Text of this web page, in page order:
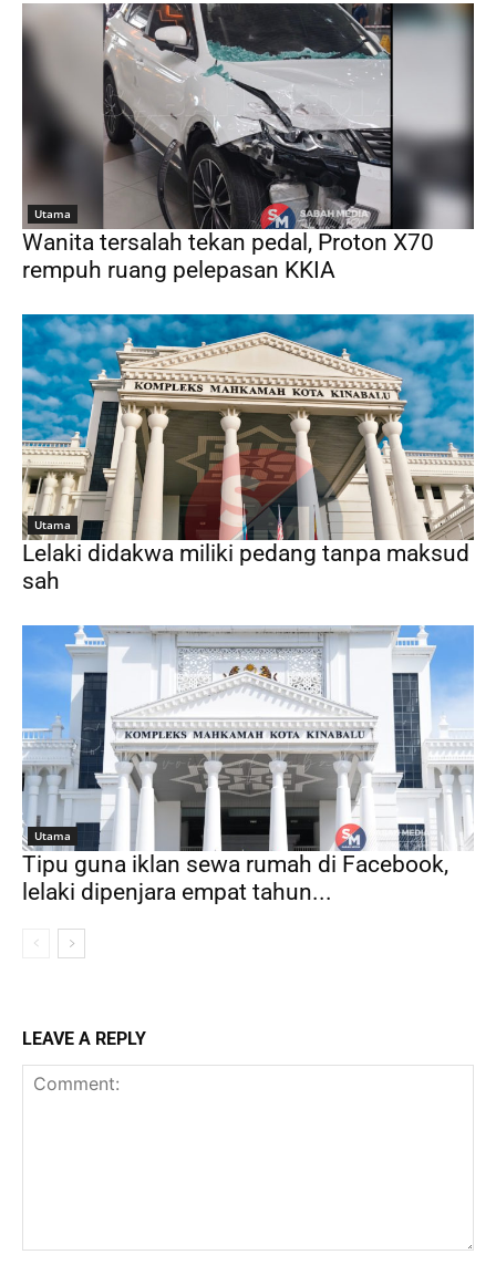
Utama
Wanita tersalah tekan pedal, Proton X70
rempuh ruang pelepasan KKIA
Utama
Lelaki didakwa miliki pedang tanpa maksud
sah
Utama
Tipu guna iklan sewa rumah di Facebook,
lelaki dipenjara empat tahun...
LEAVE A REPLY